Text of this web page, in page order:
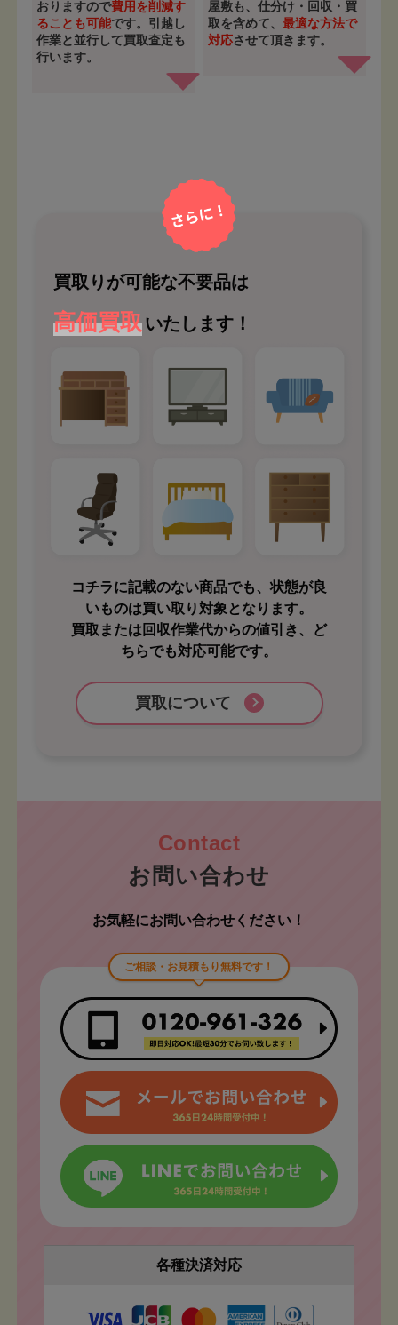
おりますので費用を削減す
ることも可能です。引越し
作業と並行して買取査定も
行います。
屋敷も、仕分け・回収・買
取を含めて、 最適な方法で
対応させて頂きます。
買取りが可能な不要品は
高価買取いたします！
コチラに記載のない商品でも、状態が良
いものは買い取り対象となります。
買取または回収作業代からの値引き、ど
ちらでも対応可能です。
買取について
お問い合わせ
お気軽にお問い合わせください！
ご相談・お見積もり無料です！
各種決済対応